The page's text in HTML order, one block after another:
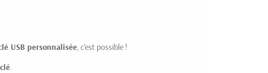
USB personnalisée, c'est possible !
.